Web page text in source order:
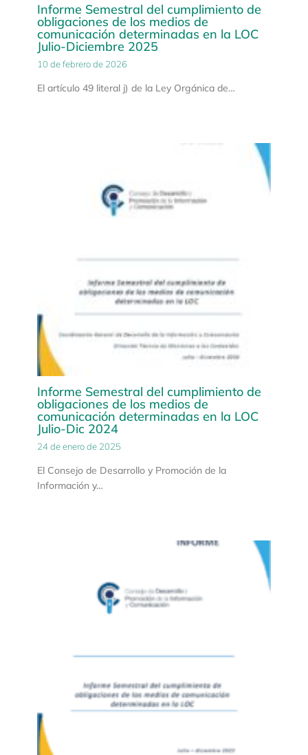
Informe Semestral del cumplimiento de
obligaciones de los medios de
comunicación determinadas en la LOC
Julio-Diciembre 2025
10 de febrero de 2026
El artículo 49 literal j) de la Ley Orgánica de…
Informe Semestral del cumplimiento de
obligaciones de los medios de
comunicación determinadas en la LOC
Julio-Dic 2024
24 de enero de 2025
El Consejo de Desarrollo y Promoción de la
Información y…